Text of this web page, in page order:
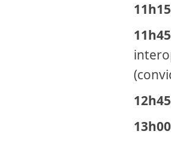
11h15
11h45
12h45
13h00